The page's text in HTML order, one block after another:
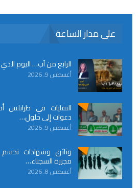
على مدار الساعة
الرابع من آب… اليوم
أغسطس 9, 2026
النفايات في طرابلس
دعوات إلى حلول…
أغسطس 9, 2026
وثائق وشهادات
مجزرة السجناء…
أغسطس 8, 2026